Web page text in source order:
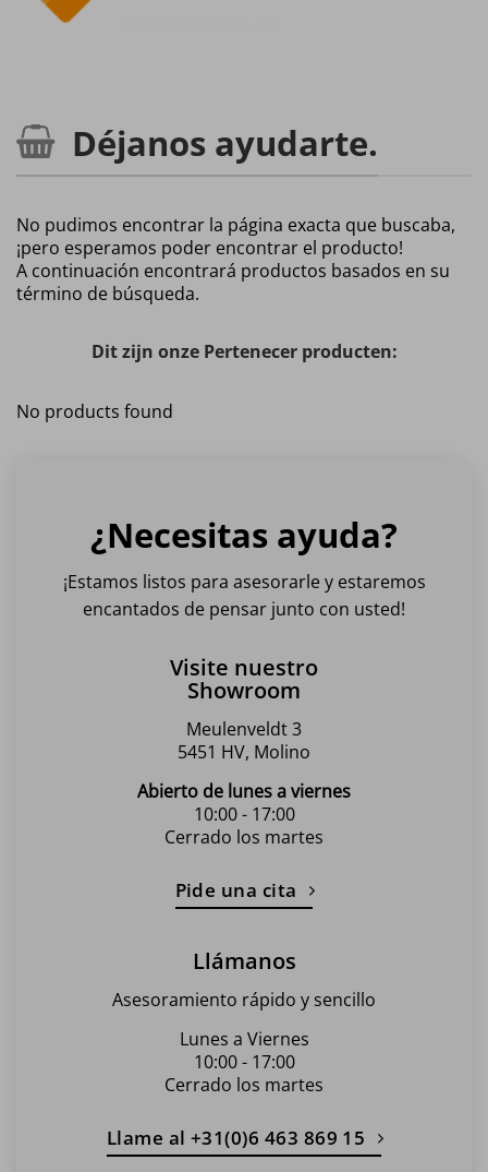
Déjanos ayudarte.
No pudimos encontrar la página exacta que buscaba,
¡pero esperamos poder encontrar el producto!
A continuación encontrará productos basados en su
término de búsqueda.
Dit zijn onze Pertenecer producten:
No products found
¿Necesitas ayuda?
¡Estamos listos para asesorarle y estaremos
encantados de pensar junto con usted!
Visite nuestro
Showroom
Meulenveldt 3
5451 HV, Molino
Abierto de lunes a viernes
10:00 - 17:00
Cerrado los martes
Pide una cita
Llámanos
Asesoramiento rápido y sencillo
Lunes a Viernes
10:00 - 17:00
Cerrado los martes
Llame al +31(0)6 463 869 15